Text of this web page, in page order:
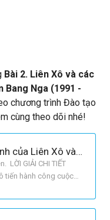
Bài 2. Liên Xô và các
Bang Nga (1991 -
chương trình Đào tạo
cùng theo dõi nhé!
Lập niên biểu các sự kiện chính của Liên Xô và các nước Đông Âu từ năm 1945 đến năm 1991.
LỜI GIẢI CHI TIẾT
tiến hành công cuộc
Đông Âu. 8 – 1